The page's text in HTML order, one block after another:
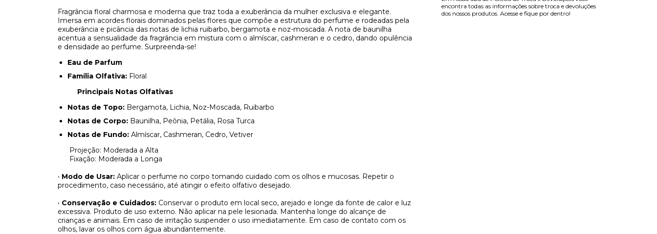
Fragrância floral charmosa e moderna que traz toda a exuberância da mulher exclusiva e elegante.
Imersa em acordes florais dominados pelas flores que compõe a estrutura do perfume e rodeadas pela
exuberância e picância das notas de lichia ruibarbo, bergamota e noz-moscada. A nota de baunilha
acentua a sensualidade da fragrância em mistura com o almíscar, cashmeran e o cedro, dando opulência
e densidade ao perfume. Surpreenda-se!
Eau de Parfum
Família Olfativa: Floral
Principais Notas Olfativas
Notas de Topo: Bergamota, Lichia, Noz-Moscada, Ruibarbo
Notas de Corpo: Baunilha, Peônia, Petália, Rosa Turca
Notas de Fundo: Almíscar, Cashmeran, Cedro, Vetiver
Projeção: Moderada a Alta
Fixação: Moderada a Longa
• Modo de Usar: Aplicar o perfume no corpo tomando cuidado com os olhos e mucosas. Repetir o
procedimento, caso necessário, até atingir o efeito olfativo desejado.
• Conservação e Cuidados: Conservar o produto em local seco, arejado e longe da fonte de calor e luz
excessiva. Produto de uso externo. Não aplicar na pele lesionada. Mantenha longe do alcançe de
crianças e animais. Em caso de irritação suspender o uso imediatamente. Em caso de contato com os
olhos, lavar os olhos com água abundantemente.
encontra todas as informações sobre troca e devoluções
dos nossos produtos. Acesse e fique por dentro!